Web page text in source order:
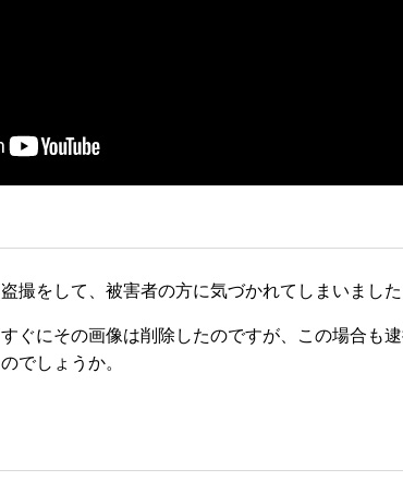
盗撮をして、被害者の方に気づかれてしまいまし
すぐにその画像は削除したのですが、この場合も
のでしょうか。